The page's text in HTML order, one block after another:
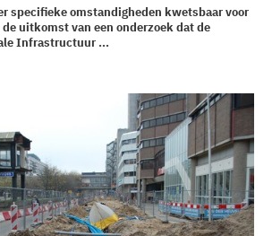
specifieke omstandigheden kwetsbaar voor
uitkomst van een onderzoek dat de
Infrastructuur ...